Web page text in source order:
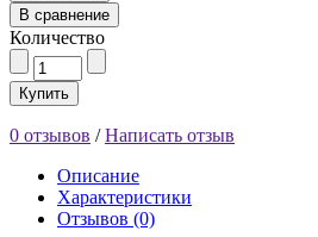
В сравнение
Количество
Купить
0 отзывов /Написать отзыв
Описание
Характеристики
Отзывов (0)